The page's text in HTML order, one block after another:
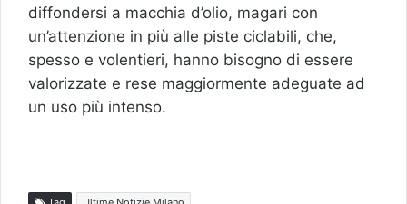
diffondersi a macchia d’olio, magari con
un’attenzione in più alle piste ciclabili, che,
spesso e volentieri, hanno bisogno di essere
valorizzate e rese maggiormente adeguate ad
un uso più intenso.